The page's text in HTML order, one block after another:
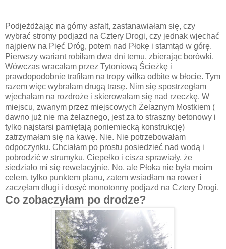
Podjeżdżając na górny asfalt, zastanawiałam się, czy
wybrać stromy podjazd na Cztery Drogi, czy jednak wjechać
najpierw na Pięć Dróg, potem nad Płokę i stamtąd w górę.
Pierwszy wariant robiłam dwa dni temu, zbierając borówki.
Wówczas wracałam przez Tytoniową Ścieżkę i
prawdopodobnie trafiłam na tropy wilka odbite w błocie. Tym
razem więc wybrałam drugą trasę. Nim się spostrzegłam
wjechałam na rozdroże i skierowałam się nad rzeczkę. W
miejscu, zwanym przez miejscowych Żelaznym Mostkiem (
dawno już nie ma żelaznego, jest za to straszny betonowy i
tylko najstarsi pamiętają poniemiecką konstrukcję)
zatrzymałam się na kawę. Nie. Nie potrzebowałam
odpoczynku. Chciałam po prostu posiedzieć nad wodą i
pobrodzić w strumyku. Ciepełko i cisza sprawiały, że
siedziało mi się rewelacyjnie. No, ale Płoka nie była moim
celem, tylko punktem planu, zatem wsiadłam na rower i
zaczęłam długi i dosyć monotonny podjazd na Cztery Drogi.
Co zobaczyłam po drodze?